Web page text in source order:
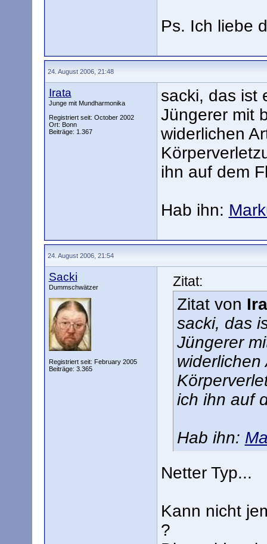
Ps. Ich liebe
24. August 2006, 21:48
Irata
Junge mit Mundharmonika
Registriert seit: October 2002
Ort: Bonn
Beiträge: 1.367
sacki, das ist
Jüngerer mit
widerlichen
ihn auf dem
Hab ihn:
24. August 2006, 21:54
Sacki
Dummschwätzer
Registriert seit: February 2005
Beiträge: 3.365
Zitat:
Zitat von
sacki, das
Jüngerer
widerlichen
ich ihn auf
Hab ihn:
Netter Typ...
Kann nicht
?